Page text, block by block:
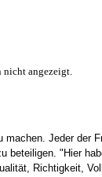
angezeigt.
Jeder
"Hier
Richtigkeit,